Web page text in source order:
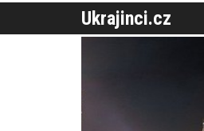
Ukrajinci.cz